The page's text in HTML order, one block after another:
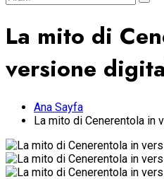
La mito di
versione
Ana Sayfa
La mito di Cenerentola in